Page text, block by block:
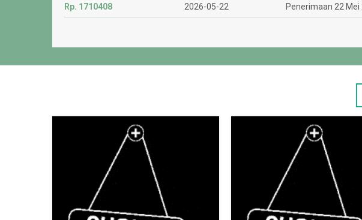
Rp. 1710408 2026-05-22 Penerimaan 22 Mei